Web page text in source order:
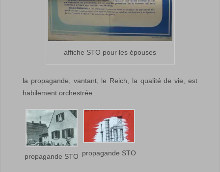
affiche STO pour les épouses
la propagande, vantant, le Reich, la qualité de vie, est
habilement orchestrée…
propagande STO propagande STO